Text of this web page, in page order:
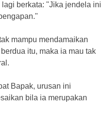
berkata: "Jika jendela ini
mampu mendamaikan
itu, maka ia mau tak
Bapak, urusan ini
bila ia merupakan